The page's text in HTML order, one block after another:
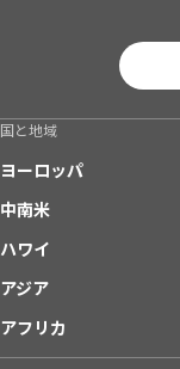
国と地域
ヨーロッパ
中南米
ハワイ
アジア
アフリカ